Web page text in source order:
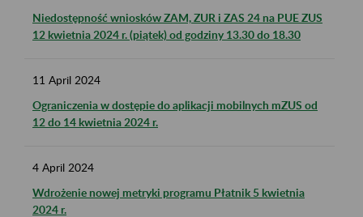
Niedostępność wniosków ZAM, ZUR i ZAS 24 na PUE ZUS
12 kwietnia 2024 r. (piątek) od godziny 13.30 do 18.30
11 April 2024
Ograniczenia w dostępie do aplikacji mobilnych mZUS od
12 do 14 kwietnia 2024 r.
4 April 2024
Wdrożenie nowej metryki programu Płatnik 5 kwietnia
2024 r.